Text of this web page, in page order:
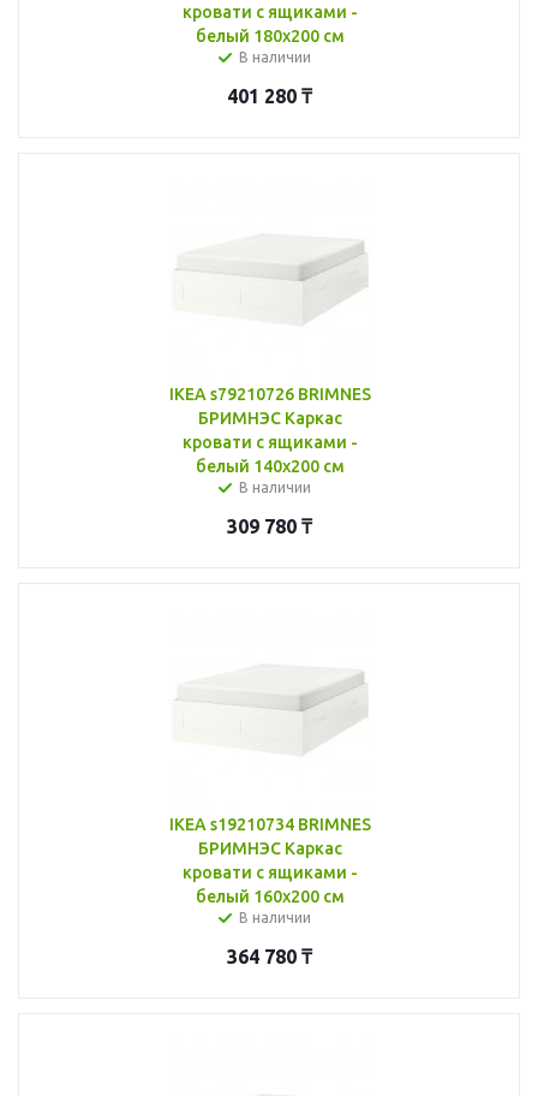
кровати с ящиками -
белый 180x200 см
В наличии
401 280 ₸
IKEA s79210726 BRIMNES
БРИМНЭС Каркас
кровати с ящиками -
белый 140x200 см
В наличии
309 780 ₸
IKEA s19210734 BRIMNES
БРИМНЭС Каркас
кровати с ящиками -
белый 160x200 см
В наличии
364 780 ₸